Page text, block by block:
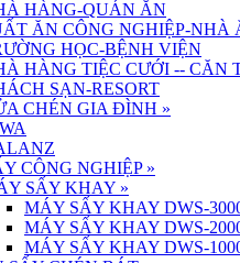
HÀNG-QUÁN ĂN
ĂN CÔNG NGHIỆP-NHÀ
HỌC-BỆNH VIỆN
HÀNG TIỆC CƯỚI -- CĂN
SẠN-RESORT
CHÉN GIA ĐÌNH »
CÔNG NGHIỆP »
SẤY KHAY »
MÁY SẤY KHAY DWS-
MÁY SẤY KHAY DWS-
MÁY SẤY KHAY DWS-